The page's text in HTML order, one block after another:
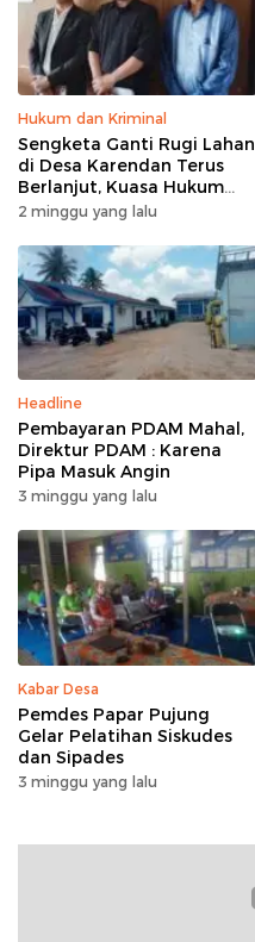
Hukum dan Kriminal
Sengketa Ganti Rugi Lahan
di Desa Karendan Terus
Berlanjut, Kuasa Hukum
Ajukan Kasasi
2 minggu yang lalu
Headline
Pembayaran PDAM Mahal,
Direktur PDAM : Karena
Pipa Masuk Angin
3 minggu yang lalu
Kabar Desa
Pemdes Papar Pujung
Gelar Pelatihan Siskudes
dan Sipades
3 minggu yang lalu